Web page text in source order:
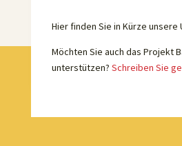
Hier finden Sie in Kürze unsere
Möchten Sie auch das Projekt
unterstützen? Schreiben Sie